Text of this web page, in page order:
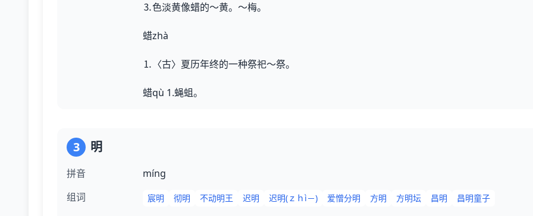
⒊色淡黄像蜡的～黄。～梅。
蜡zhà
⒈〈古〉夏历年终的一种祭祀～祭。
蜡qù 1.蝇蛆。
3 明
拼音
mínɡ
组词
宸明 彻明 不动明王 迟明 迟明(ｚｈì－) 爱憎分明 方明 方明坛 昌明 昌明童子